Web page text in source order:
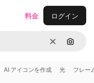
消去 画像で
料金 ログイン
AI アイコンを作成 光 フレー